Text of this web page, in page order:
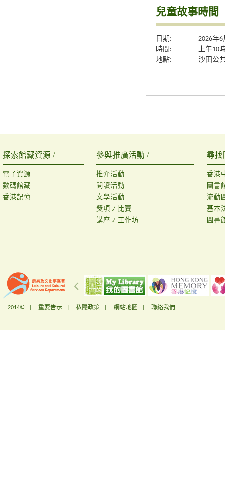
兒童故事時間
日期:
2026年
時間:
上午10
地點:
沙田公
探索館藏資源 /
電子資源
數碼館藏
香港記憶
參與推廣活動 /
推介活動
閱讀活動
文學活動
獎項 / 比賽
講座 / 工作坊
尋找
香港
圖書
流動
基本
圖書
2014© | 重要告示 私隱政策 網站地圖 聯絡我們